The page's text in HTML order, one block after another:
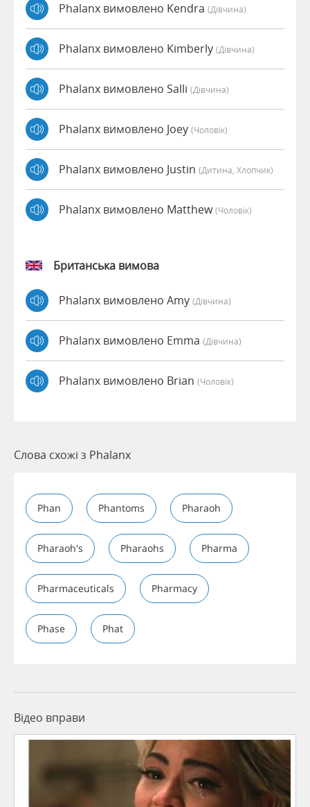
Phalanx вимовлено Kendra (дівчина)
Phalanx вимовлено Kimberly (дівчина)
Phalanx вимовлено Salli (дівчина)
Phalanx вимовлено Joey (чоловік)
Phalanx вимовлено Justin (дитина, Хлопчик)
Phalanx вимовлено Matthew(чоловік)
Британська вимова
Phalanx вимовлено Amy (дівчина)
Phalanx вимовлено Emma (дівчина)
Phalanx вимовлено Brian (чоловік)
Слова схожі з Phalanx
Phan Phantoms Pharaoh
Pharaoh's Pharaohs Pharma
Pharmaceuticals Pharmacy
Phase Phat
Відео вправи